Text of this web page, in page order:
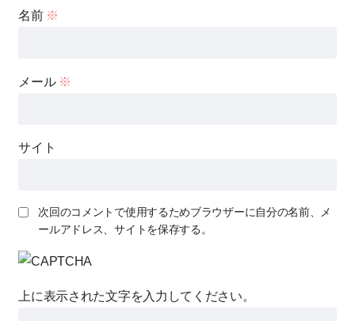
名前 ※
メール ※
サイト
次回のコメントで使用するためブラウザーに自分の名前、メ
ールアドレス、サイトを保存する。
上に表示された文字を入力してください。